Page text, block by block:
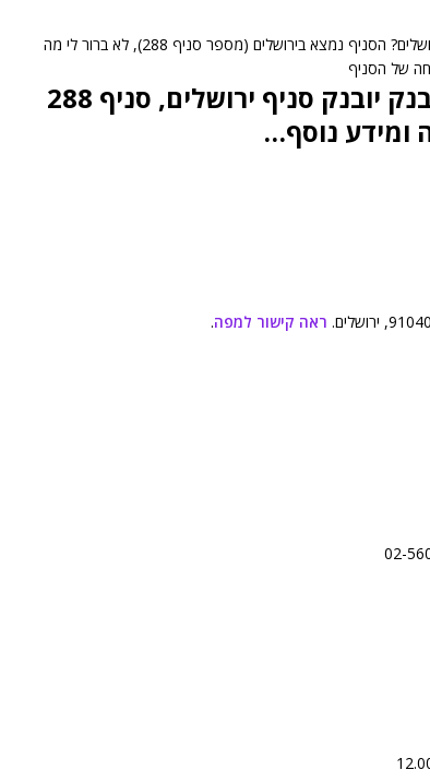
מישהו יכול לרשום כאן את הפרטים של סניף בנק יובנק ירושלים? הסניף נמצא בירושלים (מספר סניף 288), לא ברור לי מה
של הסניף
תשובה לשאלה: שעות פתיחה בנק יובנק סניף ירושלים, סניף 288
ומידע נוסף…
ראה קישור למפה.